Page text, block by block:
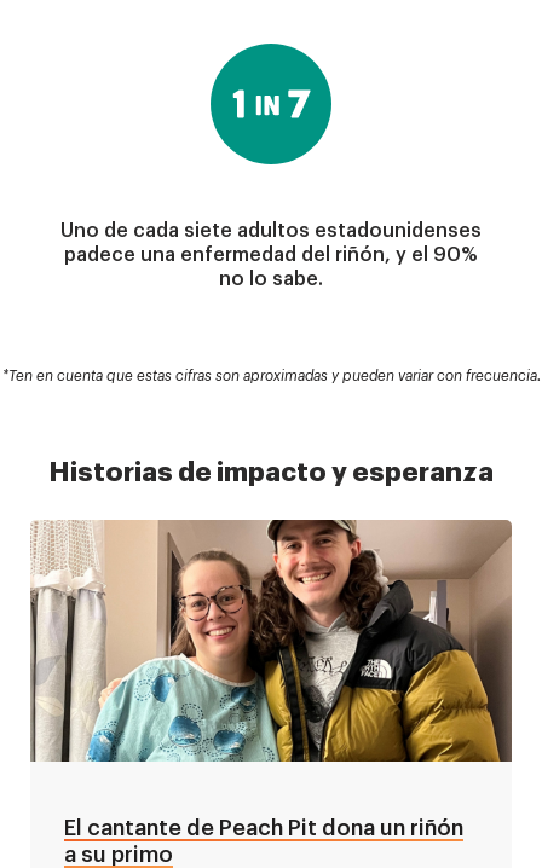
Imagen
Uno de cada siete adultos estadounidenses
padece una enfermedad del riñón, y el 90%
no lo sabe.
*Ten en cuenta que estas cifras son aproximadas y pueden variar con frecuencia.
Historias de impacto y esperanza
El cantante de Peach Pit dona un riñón
a su primo